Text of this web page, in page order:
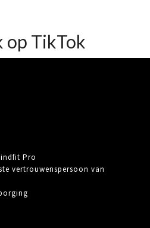
op TikTok
Pro
vertrouwenspersoon van